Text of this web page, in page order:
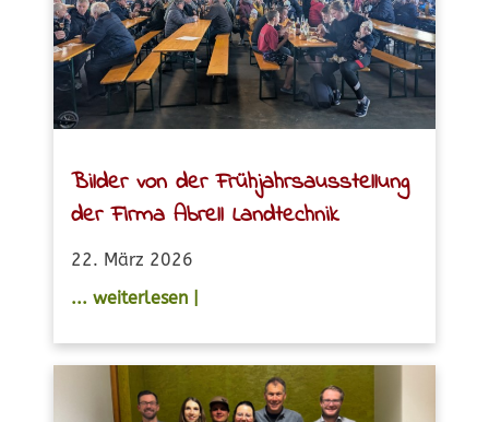
Bilder von der Frühjahrsausstellung
der Firma Abrell Landtechnik
22. März 2026
... weiterlesen |